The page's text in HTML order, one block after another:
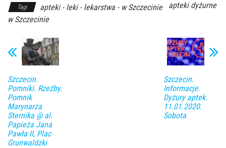
Tagi apteki - leki - lekarstwa - w Szczecinie
apteki dyżurne
w Szczecinie
Szczecin.
Pomniki. Rzeźby.
Pomnik
Marynarza
Sternika @ al.
Papieża Jana
Pawła II, Plac
Grunwaldzki
Szczecin.
Informacje.
Dyżury aptek.
11.01.2020.
Sobota